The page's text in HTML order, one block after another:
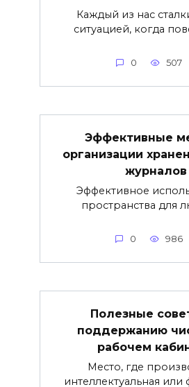
Каждый из нас
ситуацией, когда
0 507
Эффективные
организации
журналов
Эффективное
пространства для
0 986
Полезные
поддержанию
рабочем
Место, где
интеллектуальная или